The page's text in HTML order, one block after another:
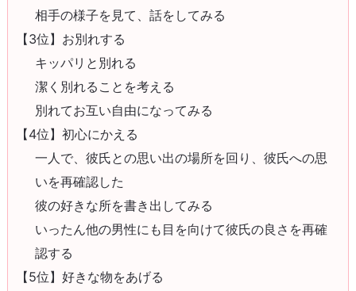
相手の様子を見て、話をしてみる
【3位】お別れする
キッパリと別れる
潔く別れることを考える
別れてお互い自由になってみる
【4位】初心にかえる
一人で、彼氏との思い出の場所を回り、彼氏への思
いを再確認した
彼の好きな所を書き出してみる
いったん他の男性にも目を向けて彼氏の良さを再確
認する
【5位】好きな物をあげる